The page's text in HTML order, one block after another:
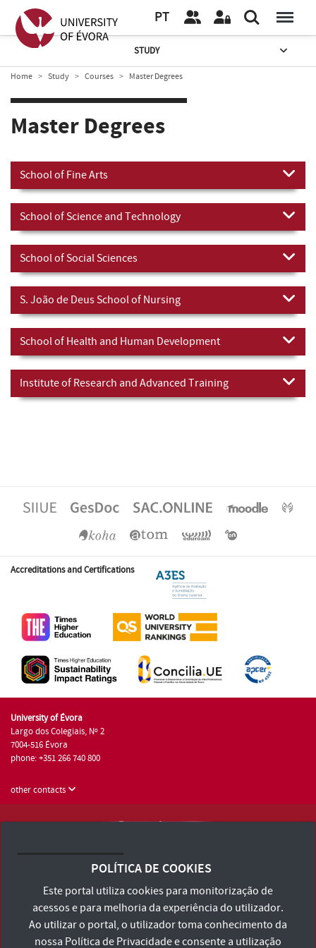
PT
STUDY
Home Study Courses Master Degrees
Master Degrees
School of Fine Arts
School of Science and Technology
School of Social Sciences
S. João de Deus School of Nursing
School of Health and Human Development
Institute of Research and Advanced Training
Accreditations and Certifications
University of Évora
Largo dos Colegiais, Nº 2
7004-516 Évora
phone: +351 266 740 800
other contacts
Terms and Conditions and Privacy Policy
Accessibility Statement
POLÍTICA DE COOKIES
Este portal utiliza cookies para monitorização de
acessos e para melhoria da experiência do utilizador.
Ao utilizar o portal, o utilizador toma conhecimento da
nossa Política de Privacidadee consente a utilização